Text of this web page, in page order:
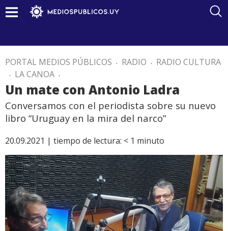
PORTAL MEDIOS PÚBLICOS . RADIO . RADIO CULTURA
. LA CANOA .
Un mate con Antonio Ladra
Conversamos con el periodista sobre su nuevo
libro “Uruguay en la mira del narco”
20.09.2021 | tiempo de lectura: < 1 minuto